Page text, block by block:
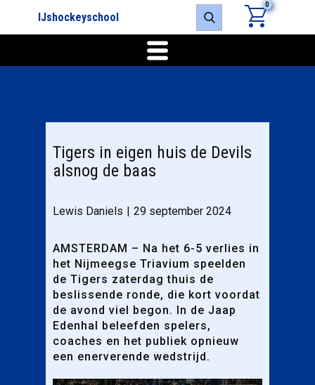
IJshockeyschool
0
Tigers in eigen huis de Devils
alsnog de baas
Lewis Daniels 29 september 2024
AMSTERDAM – Na het 6-5 verlies in
het Nijmeegse Triavium speelden
de Tigers zaterdag thuis de
beslissende ronde, die kort voordat
de avond viel begon. In de Jaap
Edenhal beleefden spelers,
coaches en het publiek opnieuw
een enerverende wedstrijd.